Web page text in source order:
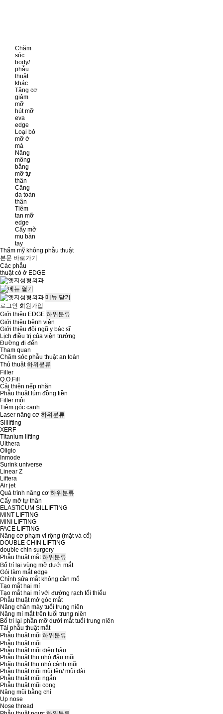
Chăm
sóc
body/
phẫu
thuật
khác
Tăng cơ
giảm
mỡ
hút mỡ
eva
edge
Loại bỏ
mỡ ở
má
Nâng
mông
bằng
mỡ tự
thân
Căng
da toàn
thân
Tiêm
tan mỡ
edge
Cấy mỡ
mu bàn
tay
Thẩm mỹ không phẫu thuật
본문 바로가기
Các phẫu
thuật có ở EDGE
메뉴 닫기
로그인 회원가입
Giới thiệu EDGE 하위분류
Giới thiệu bệnh viện
Giới thiệu đội ngũ y bác sĩ
Lịch điều trị của viện trưởng
Đường đi đến
Tham quan
Chăm sóc phẫu thuật an toàn
Thủ thuật 하위분류
Filler
Q.O.Fill
Cải thiện nếp nhăn
Phẫu thuật lúm đồng tiền
Filler môi
Tiêm góc cạnh
Laser nâng cơ 하위분류
Sillifting
XERF
Titanium lifting
Ulthera
Oligio
Inmode
Surink universe
Linear Z
Liftera
Air jet
Quá trình nâng cơ 하위분류
Cấy mỡ tự thân
ELASTICUM SILLIFTING
MINT LIFTING
MINI LIFTING
FACE LIFTING
Nâng cơ phạm vi rộng (mặt và cổ)
DOUBLE CHIN LIFTING
double chin surgery
Phẫu thuật mắt 하위분류
Bố trí lại vùng mỡ dưới mắt
Gói làm mắt edge
Chỉnh sửa mắt không cần mổ
Tạo mắt hai mí
Tạo mắt hai mí với đường rạch tối thiểu
Phẫu thuật mở góc mắt
Nâng chân mày tuổi trung niên
Nâng mí mắt trên tuổi trung niên
Bố trí lại phần mỡ dưới mắt tuổi trung niên
Tái phẫu thuật mắt
Phẫu thuật mũi 하위분류
Phẫu thuật mũi
Phẫu thuật mũi diều hâu
Phẫu thuật thu nhỏ đầu mũi
Phãu thuật thu nhỏ cánh mũi
Phẫu thuật mũi mũi tên/ mũi dài
Phẫu thuật mũi ngắn
Phẫu thuật mũi cong
Nâng mũi bằng chỉ
Up nose
Nose thread